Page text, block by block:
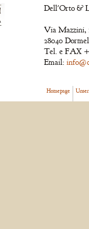
Dell'Orto &
Via Mazzini,
28040
Tel. e FAX
Email:
Homepage